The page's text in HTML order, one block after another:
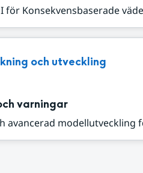
för Konsekvensbaserade
och utveckling
varningar
avancerad modellutveckling